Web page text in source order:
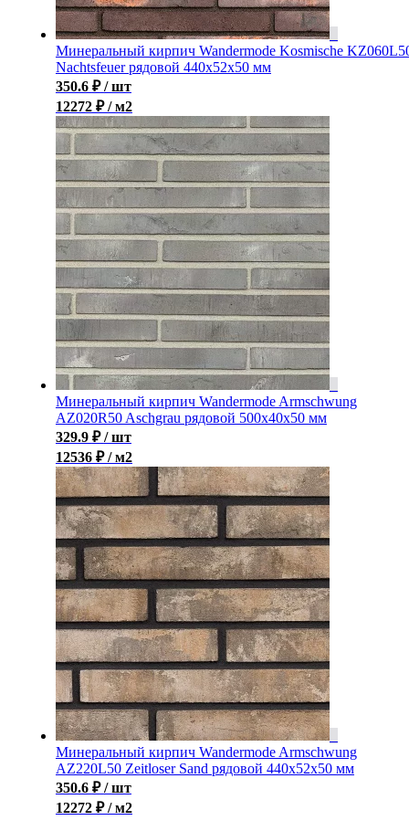
Минеральный кирпич Wandermode Kosmische
Nachtsfeuer рядовой 440x52x50 мм
350.6 ₽ / шт
12272 ₽ / м2
Минеральный кирпич Wandermode Armschwung
AZ020R50 Aschgrau рядовой 500x40x50 мм
329.9 ₽ / шт
12536 ₽ / м2
Минеральный кирпич Wandermode Armschwung
AZ220L50 Zeitloser Sand рядовой 440x52x50 мм
350.6 ₽ / шт
12272 ₽ / м2